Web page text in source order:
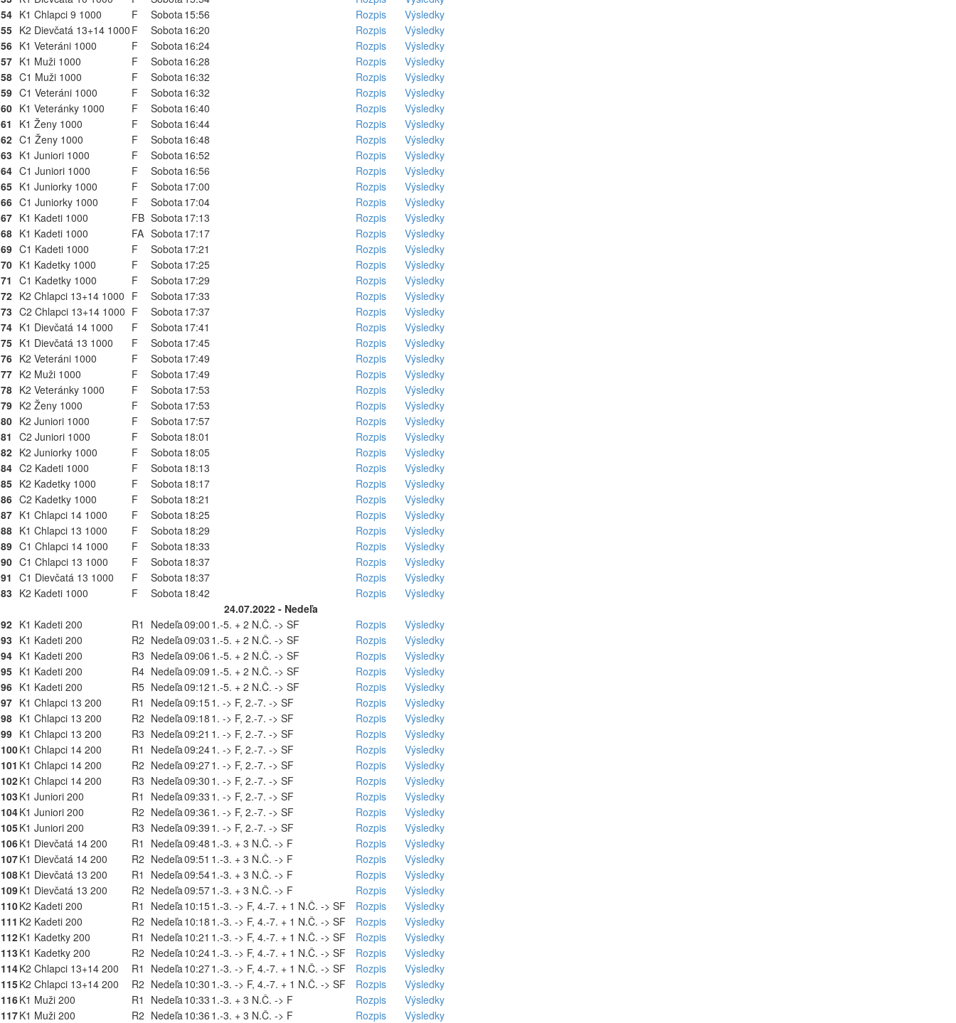
54 K1 Chlapci 9 1000 F Sobota15:56 Rozpis
Výsledky
55 K2 Dievčatá 13+14 1000 F Sobota16:20 Rozpis
Výsledky
56 K1 Veteráni 1000 F Sobota16:24 Rozpis
Výsledky
57 K1 Muži 1000 F Sobota16:28 Rozpis
Výsledky
58 C1 Muži 1000 F Sobota16:32 Rozpis
Výsledky
59 C1 Veteráni 1000 F Sobota16:32 Rozpis
Výsledky
60 K1 Veteránky 1000 F Sobota16:40 Rozpis
Výsledky
61
K1 Ženy 1000 F Sobota16:44 Rozpis
Výsledky
62 C1 Ženy 1000 F Sobota16:48 Rozpis
Výsledky
63 K1 Juniori 1000 F Sobota16:52 Rozpis
Výsledky
64 C1 Juniori 1000 F Sobota16:56 Rozpis
Výsledky
65 K1 Juniorky 1000 F Sobota17:00 Rozpis
Výsledky
66 C1 Juniorky 1000 F Sobota17:04 Rozpis
Výsledky
67 K1 Kadeti 1000 FB Sobota17:13 Rozpis
Výsledky
68 K1 Kadeti 1000 FA Sobota17:17 Rozpis
Výsledky
69 C1 Kadeti 1000 F Sobota17:21 Rozpis
Výsledky
70 K1 Kadetky 1000 F Sobota17:25 Rozpis
Výsledky
71 C1 Kadetky 1000 F Sobota17:29 Rozpis
Výsledky
72 K2 Chlapci 13+14 1000 F Sobota17:33 Rozpis
Výsledky
73 C2 Chlapci 13+14 1000 F Sobota17:37 Rozpis
Výsledky
74 K1 Dievčatá 14 1000 F Sobota17:41 Rozpis
Výsledky
75 K1 Dievčatá 13 1000 F Sobota17:45 Rozpis
Výsledky
76 K2 Veteráni 1000 F Sobota17:49 Rozpis
Výsledky
77 K2 Muži 1000 F Sobota17:49 Rozpis
Výsledky
78 K2 Veteránky 1000 F Sobota17:53 Rozpis
Výsledky
79 K2 Ženy 1000 F Sobota17:53 Rozpis
Výsledky
80 K2 Juniori 1000 F Sobota17:57 Rozpis
Výsledky
81 C2 Juniori 1000 F Sobota18:01 Rozpis
Výsledky
82 K2 Juniorky 1000 F Sobota18:05 Rozpis
Výsledky
84 C2 Kadeti 1000 F Sobota18:13 Rozpis
Výsledky
85 K2 Kadetky 1000 F Sobota18:17 Rozpis
Výsledky
86 C2 Kadetky 1000 F Sobota18:21 Rozpis
Výsledky
87 K1 Chlapci 14 1000 F Sobota18:25 Rozpis
Výsledky
88 K1 Chlapci 13 1000 F Sobota18:29 Rozpis
Výsledky
89 C1 Chlapci 14 1000 F Sobota18:33 Rozpis
Výsledky
90 C1 Chlapci 13 1000 F Sobota18:37 Rozpis
Výsledky
91 C1 Dievčatá 13 1000 F Sobota18:37 Rozpis
Výsledky
83 K2 Kadeti 1000 F Sobota18:42 Rozpis
Výsledky
24.07.2022 - Nedeľa
92 K1 Kadeti 200 R1 Nedeľa09:00 1.-5. + 2 N.Č. -> SF Rozpis
Výsledky
93 K1 Kadeti 200 R2 Nedeľa09:03 1.-5. + 2 N.Č. -> SF Rozpis
Výsledky
94 K1 Kadeti 200 R3 Nedeľa09:06 1.-5. + 2 N.Č. -> SF Rozpis
Výsledky
95 K1 Kadeti 200 R4 Nedeľa09:09 1.-5. + 2 N.Č. -> SF Rozpis
Výsledky
96 K1 Kadeti 200 R5 Nedeľa09:12 1.-5. + 2 N.Č. -> SF Rozpis
Výsledky
97 K1 Chlapci 13 200 R1 Nedeľa09:151. -> F, 2.-7. -> SF Rozpis
Výsledky
98 K1 Chlapci 13 200 R2 Nedeľa09:18 1. -> F, 2.-7. -> SF Rozpis
Výsledky
99 K1 Chlapci 13 200 R3 Nedeľa09:21 1. -> F, 2.-7. -> SF Rozpis
Výsledky
100K1 Chlapci 14 200 R1 Nedeľa09:241. -> F, 2.-7. -> SF Rozpis
Výsledky
101 K1 Chlapci 14 200 R2 Nedeľa09:271. -> F, 2.-7. -> SF Rozpis
Výsledky
102K1 Chlapci 14 200 R3 Nedeľa09:30 1. -> F, 2.-7. -> SF Rozpis
Výsledky
103K1 Juniori 200 R1 Nedeľa09:33 1. -> F, 2.-7. -> SF Rozpis
Výsledky
104K1 Juniori 200 R2 Nedeľa09:36 1. -> F, 2.-7. -> SF Rozpis
Výsledky
105K1 Juniori 200 R3 Nedeľa09:39 1. -> F, 2.-7. -> SF Rozpis
Výsledky
106K1 Dievčatá 14 200 R1 Nedeľa09:48 1.-3. + 3 N.Č. -> F Rozpis
Výsledky
107K1 Dievčatá 14 200 R2 Nedeľa09:51 1.-3. + 3 N.Č. -> F Rozpis
Výsledky
108K1 Dievčatá 13 200 R1 Nedeľa09:541.-3. + 3 N.Č. -> F Rozpis
Výsledky
109K1 Dievčatá 13 200 R2 Nedeľa09:571.-3. + 3 N.Č. -> F Rozpis
Výsledky
110K2 Kadeti 200 R1 Nedeľa10:151.-3. -> F, 4.-7. + 1 N.Č. -> SF Rozpis
Výsledky
111 K2 Kadeti 200 R2 Nedeľa10:18 1.-3. -> F, 4.-7. + 1 N.Č. -> SF Rozpis
Výsledky
112K1 Kadetky 200 R1 Nedeľa10:21 1.-3. -> F, 4.-7. + 1 N.Č. -> SF Rozpis
Výsledky
113K1 Kadetky 200 R2 Nedeľa10:241.-3. -> F, 4.-7. + 1 N.Č. -> SF Rozpis
Výsledky
114K2 Chlapci 13+14 200 R1 Nedeľa10:271.-3. -> F, 4.-7. + 1 N.Č. -> SF Rozpis
Výsledky
115K2 Chlapci 13+14 200 R2 Nedeľa10:30 1.-3. -> F, 4.-7. + 1 N.Č. -> SF Rozpis
Výsledky
116K1 Muži 200 R1 Nedeľa10:33 1.-3. + 3 N.Č. -> F Rozpis
Výsledky
117K1 Muži 200 R2 Nedeľa10:36 1.-3. + 3 N.Č. -> F Rozpis
Výsledky